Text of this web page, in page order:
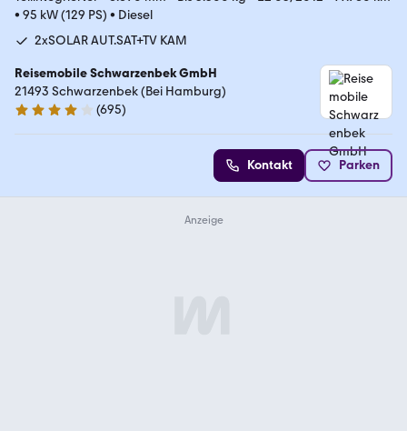
• 95 kW (129 PS) • Diesel
2xSOLAR AUT.SAT+TV KAM
Reisemobile Schwarzenbek GmbH
21493 Schwarzenbek (Bei Hamburg)
4 Sterne
(695)
Kontakt Parken